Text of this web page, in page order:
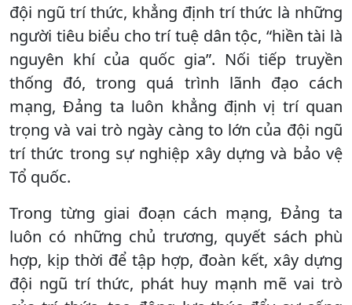
đội ngũ trí thức, khẳng định trí thức là những
người tiêu biểu cho trí tuệ dân tộc, “hiền tài là
nguyên khí của quốc gia”. Nối tiếp truyền
thống đó, trong quá trình lãnh đạo cách
mạng, Đảng ta luôn khẳng định vị trí quan
trọng và vai trò ngày càng to lớn của đội ngũ
trí thức trong sự nghiệp xây dựng và bảo vệ
Tổ quốc.
Trong từng giai đoạn cách mạng, Đảng ta
luôn có những chủ trương, quyết sách phù
hợp, kịp thời để tập hợp, đoàn kết, xây dựng
đội ngũ trí thức, phát huy mạnh mẽ vai trò